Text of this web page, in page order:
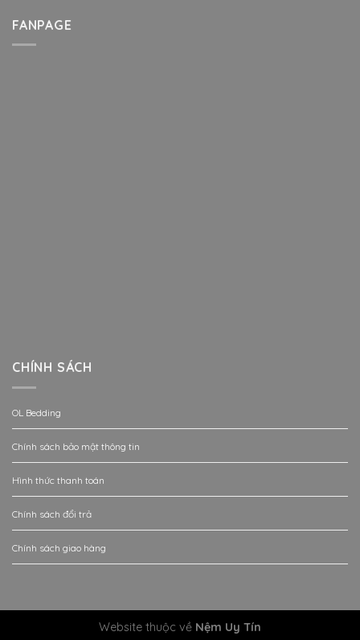
FANPAGE
CHÍNH SÁCH
OL Bedding
Chính sách bảo mật thông tin
Hình thức thanh toán
Chính sách đổi trả
Chính sách giao hàng
Website thuộc về Nệm Uy Tín